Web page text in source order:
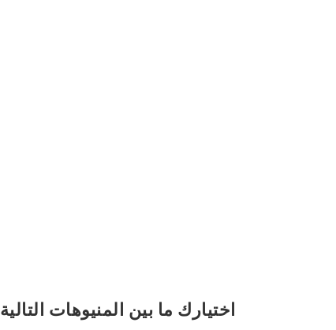
اختيارك ما بين المنيوهات التالية